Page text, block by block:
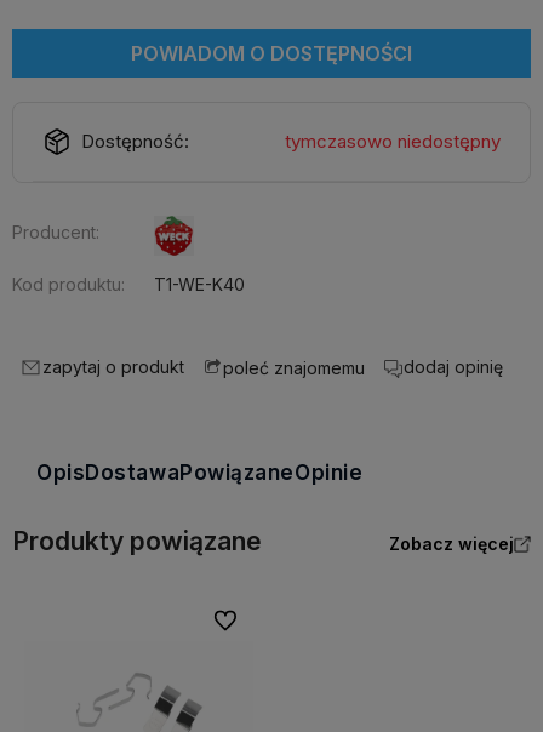
POWIADOM O DOSTĘPNOŚCI
Dostępność: tymczasowo niedostępny
Producent:
Kod produktu: T1-WE-K40
zapytaj o produkt poleć znajomemu dodaj opinię
Opis Dostawa PowiązaneOpinie
Produkty powiązane Zobacz więcej
Do ulubionych